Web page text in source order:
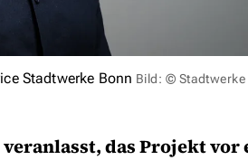
Stadtwerke Bonn Bild: © Stadtwerke
das Projekt vor